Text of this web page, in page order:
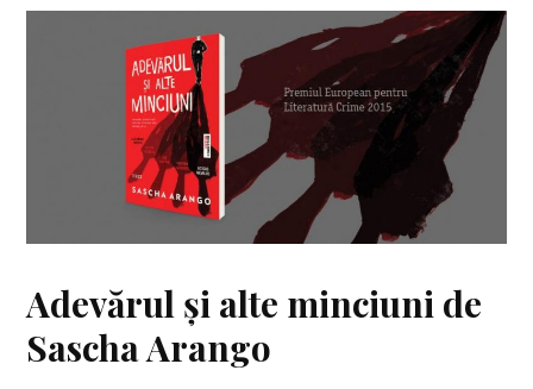
Adevărul și alte minciuni de
Sascha Arango